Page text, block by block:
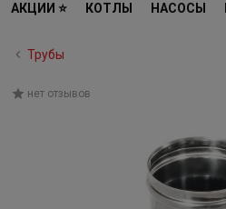
АКЦИИ ⭐ КОТЛЫ НАСОСЫ
Трубы
нет отзывов